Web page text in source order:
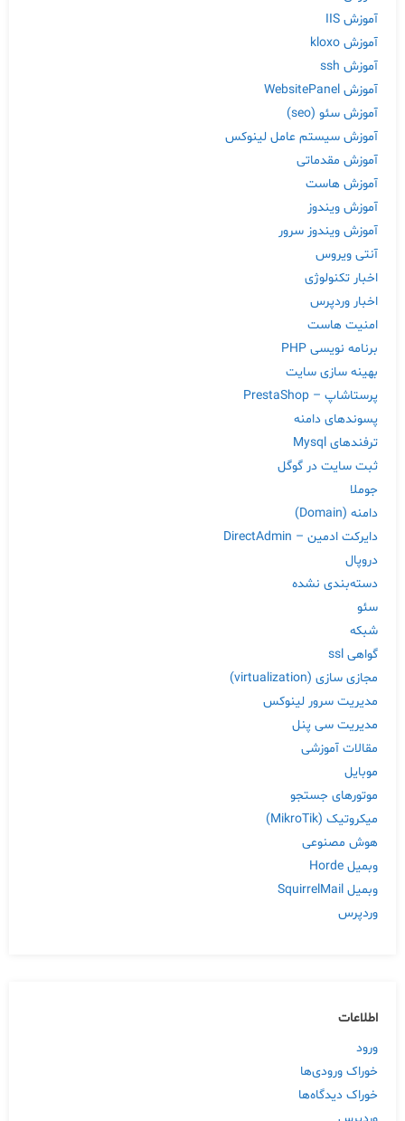
آموزش IIS
آموزش kloxo
آموزش ssh
آموزش WebsitePanel
آموزش سئو (seo)
آموزش سیستم عامل لینوکس
آموزش مقدماتی
آموزش هاست
آموزش ویندوز
آموزش ویندوز سرور
آنتی ویروس
اخبار تکنولوژی
اخبار وردپرس
امنیت هاست
برنامه نویسی PHP
بهینه سازی سایت
پرستاشاپ – PrestaShop
پسوندهای دامنه
ترفندهای Mysql
ثبت سایت در گوگل
جوملا
دامنه (Domain)
دایرکت ادمین – DirectAdmin
دروپال
دسته‌بندی نشده
سئو
شبکه
گواهی ssl
مجازی سازی (virtualization)
مدیریت سرور لینوکس
مدیریت سی پنل
مقالات آموزشی
موبایل
موتورهای جستجو
میکروتیک (MikroTik)
هوش مصنوعی
وبمیل Horde
وبمیل SquirrelMail
وردپرس
اطلاعات
ورود
خوراک ورودی‌ها
خوراک دیدگاه‌ها